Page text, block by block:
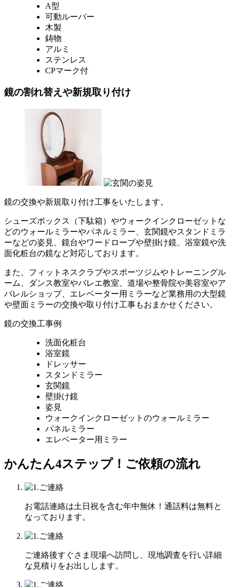
A型
可動ルーバー
木製
鋳物
アルミ
ステンレス
CPマーク付
鏡の割れ替えや新規取り付け
鏡の交換や新規取り付け工事をいたします。
シューズボックス（下駄箱）やウォークインクローゼットな
どのウォールミラーやパネルミラー、玄関鏡やスタンドミラ
ーなどの姿見、鏡台やワードローブや壁掛け鏡、浴室鏡や洗
面化粧台の鏡など対応しております。
また、フィットネスクラブやスポーツジムやトレーニングル
ーム、ダンス教室やバレエ教室、道場や整骨院や美容室やア
パレルショップ、エレベーター用ミラーなど業務用の大型鏡
や壁面ミラーの交換や取り付け工事もおまかせください。
鏡の交換工事例
洗面化粧台
浴室鏡
ドレッサー
スタンドミラー
玄関鏡
壁掛け鏡
姿見
ウォークインクローゼットのウォールミラー
パネルミラー
エレベーター用ミラー
かんたん4ステップ！ ご依頼の流れ
お電話連絡は土日祝を含む年中無休！通話料は無料と
なっております。
ご連絡後すぐさま現場へ訪問し、現地調査を行い詳細
な見積りをお出しします。